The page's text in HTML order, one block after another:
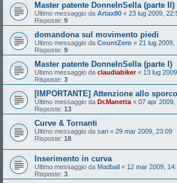
Master patente DonneInSella (parte II)
Ultimo messaggio da Artax80 « 23 lug 2009,
Risposte: 9
domandona sul movimento piedi
Ultimo messaggio da CountZero « 21 lug 2009,
Risposte: 9
Master patente DonneInSella (parte I)
Ultimo messaggio da claudiabiker« 13 lug
Risposte: 3
[IMPORTANTE] Attenzione allo
Ultimo messaggio da Dr.Manetta« 07 apr 2009,
Risposte: 13
Curve & Tornanti
Ultimo messaggio da sari « 29 mar 2009, 23:09
Risposte: 18
Inserimento in curva
Ultimo messaggio da Madball « 12 mar 2009,
Risposte: 3